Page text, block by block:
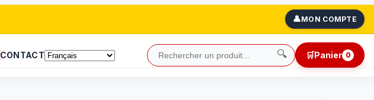
👤MON COMPTE
CONTACT 🔍 🛒Panier 0